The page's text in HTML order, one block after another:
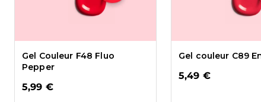
Gel Couleur F48 Fluo
Pepper
5,99 €
Gel couleur C89
5,49 €